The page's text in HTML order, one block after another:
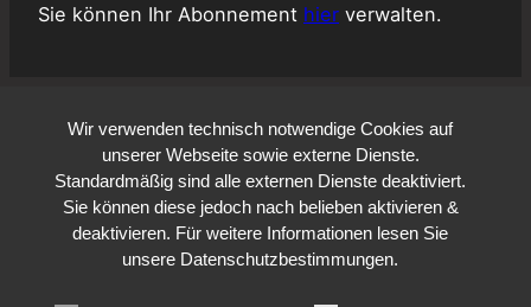
Sie können Ihr Abonnement hier verwalten.
Wir verwenden technisch notwendige Cookies auf
unserer Webseite sowie externe Dienste.
Standardmäßig sind alle externen Dienste deaktiviert.
Sie können diese jedoch nach belieben aktivieren &
deaktivieren. Für weitere Informationen lesen Sie
unsere Datenschutzbestimmungen.